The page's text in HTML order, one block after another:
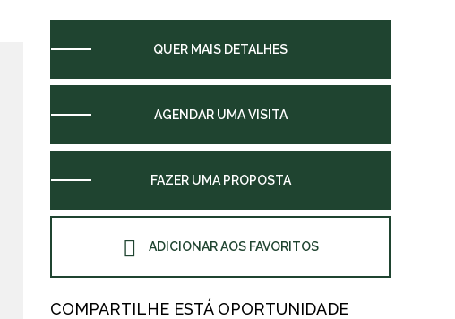
QUER MAIS DETALHES
AGENDAR UMA VISITA
FAZER UMA PROPOSTA
ADICIONAR AOS FAVORITOS
COMPARTILHE ESTÁ OPORTUNIDADE